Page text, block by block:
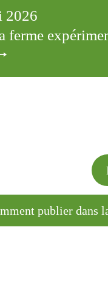
2026
ferme
publier dans la